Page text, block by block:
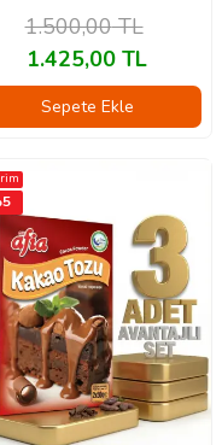
1.500,00TL
1.425,00 TL
Sepete Ekle
5